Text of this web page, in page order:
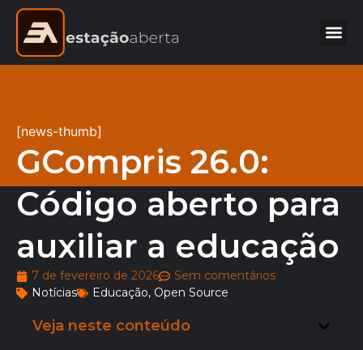
[news-thumb]
GCompris 26.0:
Código aberto para
auxiliar a educação
7 de fevereiro de 2026
Sem comentários
Notícias
Educação, Open Source
Veja neste conteúdo